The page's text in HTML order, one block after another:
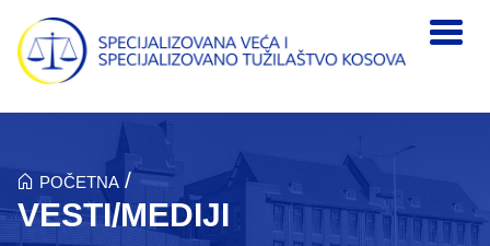
Skip to main content
POČETNA /
VESTI/MEDIJI